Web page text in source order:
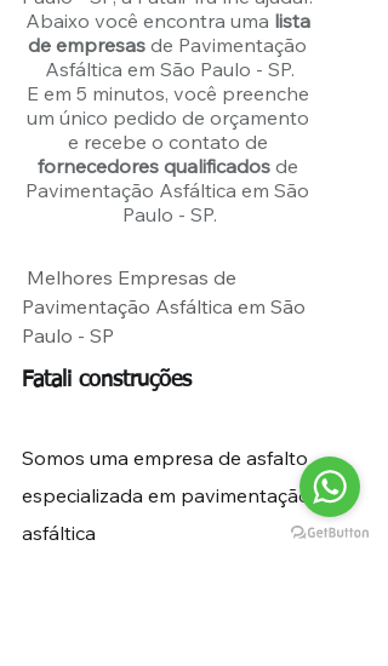
Abaixo você encontra uma lista
de empresas de Pavimentação
Asfáltica em São Paulo - SP.
E em 5 minutos, você preenche
um único pedido de orçamento
e recebe o contato de
fornecedores qualificados de
Pavimentação Asfáltica em São
Paulo - SP.
Pavimentação Asfáltica em São
Paulo - SP
Fatali construções
Somos uma empresa de asfalto
especializada em pavimentação
asfáltica